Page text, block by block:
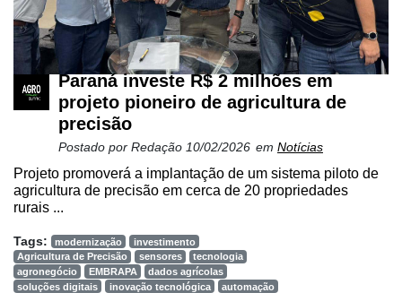
Paraná investe R$ 2 milhões em
projeto pioneiro de agricultura de
precisão
Postado por Redação 10/02/2026 em Notícias
Projeto promoverá a implantação de um sistema piloto de
agricultura de precisão em cerca de 20 propriedades
rurais ...
Tags: modernização
investimento
Agricultura de Precisão
sensores
tecnologia
agronegócio
EMBRAPA
dados agrícolas
soluções digitais
inovação tecnológica
automação